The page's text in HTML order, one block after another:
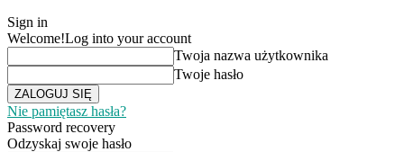
Sign in
Welcome!Log into your account
Twoja nazwa użytkownika
Twoje hasło
Nie pamiętasz hasła?
Password recovery
Odzyskaj swoje hasło